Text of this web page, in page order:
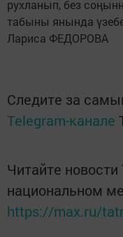
рухланып, без
табыны янында
Лариса ФЕДОРОВА
Следите за
Telegram-канале
Читайте новости
национальном
https://max.ru/